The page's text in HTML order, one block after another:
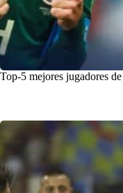
Top-5 mejores jugadores